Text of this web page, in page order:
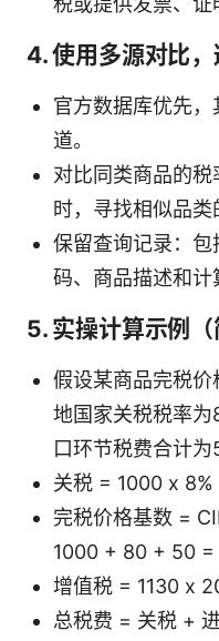
4. 使用多源对比
官方数据库优先
道。
对比同类商品的
时，寻找相似品类
保留查询记录：包
码、商品描述和计
5. 实操计算示例（
假设某商品完税
地国家关税税率
口环节税费合计为
关税 = 1000 x
完税价格基数 =
1000 + 80 + 50 =
增值税 = 1130 x
总税费 = 关税 +